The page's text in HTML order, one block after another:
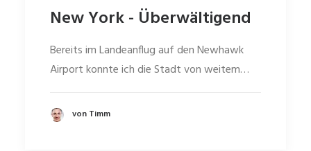
New York - Überwältigend
Bereits im Landeanflug auf den Newhawk
Airport konnte ich die Stadt von weitem…
von Timm